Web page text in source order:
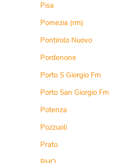
Pisa
Pomezia (rm)
Pontirolo Nuovo
Pordenone
Porto S Giorgio Fm
Porto San Giorgio Fm
Potenza
Pozzuoli
Prato